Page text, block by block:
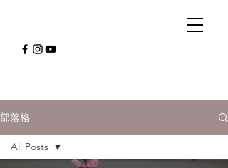
部落格
All Posts